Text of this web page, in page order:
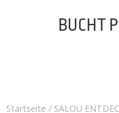
BUCHT
Startseite / SALOU